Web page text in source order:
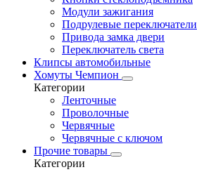
Модули зажигания
Подрулевые переключатели
Привода замка двери
Переключатель света
Клипсы автомобильные
Хомуты Чемпион
Категории
Ленточные
Проволочные
Червячные
Червячные с ключом
Прочие товары
Категории